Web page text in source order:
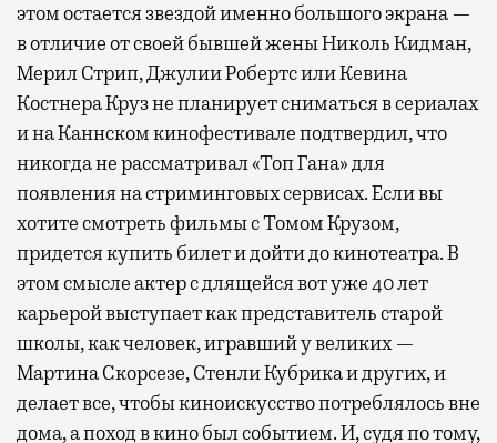
этом остается звездой именно большого экрана —
в отличие от своей бывшей жены Николь Кидман,
Мерил Стрип, Джулии Робертс или Кевина
Костнера Круз не планирует сниматься в сериалах
и на Каннском кинофестивале подтвердил, что
никогда не рассматривал «Топ Гана» для
появления на стриминговых сервисах. Если вы
хотите смотреть фильмы с Томом Крузом,
придется купить билет и дойти до кинотеатра. В
этом смысле актер с длящейся вот уже 40 лет
карьерой выступает как представитель старой
школы, как человек, игравший у великих —
Мартина Скорсезе, Стенли Кубрика и других, и
делает все, чтобы киноискусство потреблялось вне
дома, а поход в кино был событием. И, судя по тому,